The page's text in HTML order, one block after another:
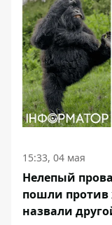
15:33, 04 мая
Нелепый
пошли
назвали